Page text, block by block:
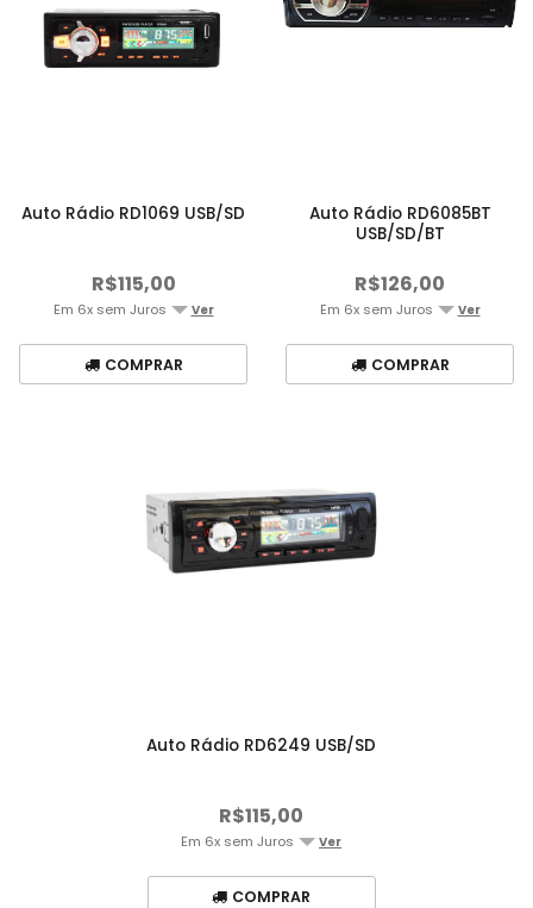
Auto Rádio RD1069 USB/SD
R$115,00
Em 6x sem Juros Ver
COMPRAR
Auto Rádio RD6085BT
USB/SD/BT
R$126,00
Em 6x sem Juros Ver
COMPRAR
Auto Rádio RD6249 USB/SD
R$115,00
Em 6x sem Juros Ver
COMPRAR